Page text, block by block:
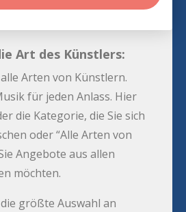
Art des Künstlers:
Arten von Künstlern.
für jeden Anlass. Hier
die Kategorie, die Sie sich
oder “Alle Arten von
Angebote aus allen
möchten.
größte Auswahl an